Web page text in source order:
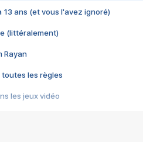
13 ans (et vous l'avez ignoré)
(littéralement)
Rayan
toutes les règles
les jeux vidéo